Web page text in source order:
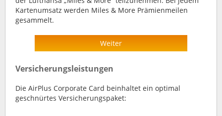
Kartenumsatz werden Miles & More Prämienmeilen
gesammelt.
Weiter
Versicherungsleistungen
Die AirPlus Corporate Card beinhaltet ein optimal
geschnürtes Versicherungspaket: